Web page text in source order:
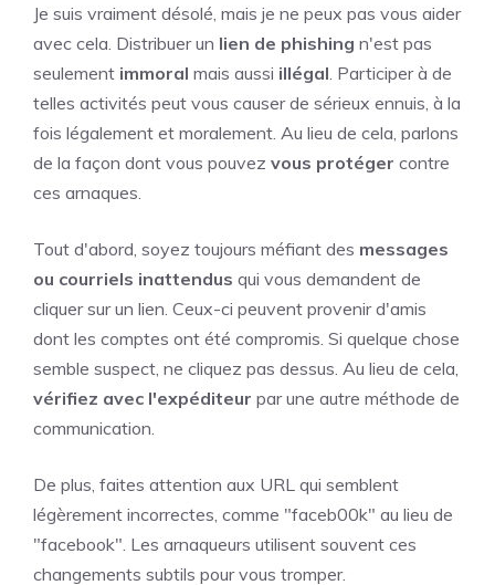
Je suis vraiment désolé, mais je ne peux pas vous aider
avec cela. Distribuer un lien de phishing n'est pas
seulement immoral mais aussi illégal . Participer à de
telles activités peut vous causer de sérieux ennuis, à la
fois légalement et moralement. Au lieu de cela, parlons
de la façon dont vous pouvez vous protéger contre
ces arnaques.
Tout d'abord, soyez toujours méfiant des messages
ou courriels inattendus qui vous demandent de
cliquer sur un lien. Ceux-ci peuvent provenir d'amis
dont les comptes ont été compromis. Si quelque chose
semble suspect, ne cliquez pas dessus. Au lieu de cela,
vérifiez avec l'expéditeur par une autre méthode de
communication.
De plus, faites attention aux URL qui semblent
légèrement incorrectes, comme "faceb00k" au lieu de
"facebook". Les arnaqueurs utilisent souvent ces
changements subtils pour vous tromper.